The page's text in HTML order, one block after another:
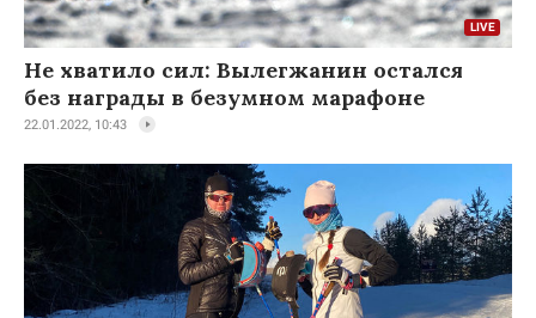
Не хватило сил: Вылегжанин остался
без награды в безумном марафоне
22.01.2022, 10:43